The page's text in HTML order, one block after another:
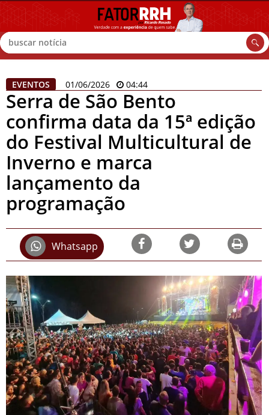
Buscar
EVENTOS 01/06/2026 04:44
Serra de São Bento
confirma data da 15ª edição
do Festival Multicultural de
Inverno e marca
lançamento da
programação
Whatsapp